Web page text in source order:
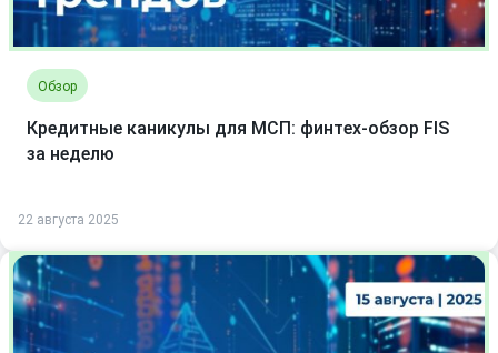
Обзор
Кредитные каникулы для МСП: финтех-обзор FIS
за неделю
22 августа 2025